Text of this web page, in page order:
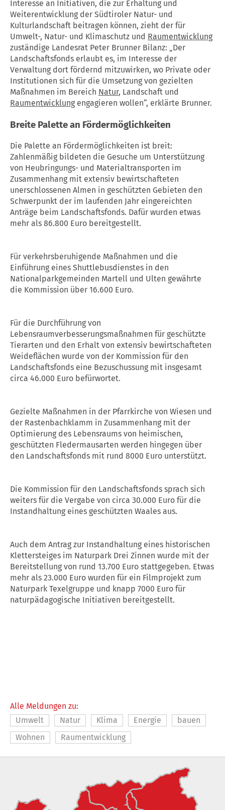
Interesse an Initiativen, die zur Erhaltung und
Weiterentwicklung der Südtiroler Natur- und
Kulturlandschaft beitragen können, zieht der für
Umwelt-, Natur- und Klimaschutz und Raumentwicklung
zuständige Landesrat Peter Brunner Bilanz: „Der
Landschaftsfonds erlaubt es, im Interesse der
Verwaltung dort fördernd mitzuwirken, wo Private oder
Institutionen sich für die Umsetzung von gezielten
Maßnahmen im Bereich Natur, Landschaft und
Raumentwicklungengagieren wollen“, erklärte Brunner.
Breite Palette an Fördermöglichkeiten
Die Palette an Fördermöglichkeiten ist breit:
Zahlenmäßig bildeten die Gesuche um Unterstützung
von Heubringungs- und Materialtransporten im
Zusammenhang mit extensiv bewirtschafteten
unerschlossenen Almen in geschützten Gebieten den
Schwerpunkt der im laufenden Jahr eingereichten
Anträge beim Landschaftsfonds. Dafür wurden etwas
mehr als 86.800 Euro bereitgestellt.
Für verkehrsberuhigende Maßnahmen und die
Einführung eines Shuttlebusdienstes in den
Nationalparkgemeinden Martell und Ulten gewährte
die Kommission über 16.600 Euro.
Für die Durchführung von
Lebensraumverbesserungsmaßnahmen für geschützte
Tierarten und den Erhalt von extensiv bewirtschafteten
Weideflächen wurde von der Kommission für den
Landschaftsfonds eine Bezuschussung mit insgesamt
circa 46.000 Euro befürwortet.
Gezielte Maßnahmen in der Pfarrkirche von Wiesen und
der Rastenbachklamm in Zusammenhang mit der
Optimierung des Lebensraums von heimischen,
geschützten Fledermausarten werden hingegen über
den Landschaftsfonds mit rund 8000 Euro unterstützt.
Die Kommission für den Landschaftsfonds sprach sich
weiters für die Vergabe von circa 30.000 Euro für die
Instandhaltung eines geschützten Waales aus.
Auch dem Antrag zur Instandhaltung eines historischen
Klettersteiges im Naturpark Drei Zinnen wurde mit der
Bereitstellung von rund 13.700 Euro stattgegeben. Etwas
mehr als 23.000 Euro wurden für ein Filmprojekt zum
Naturpark Texelgruppe und knapp 7000 Euro für
naturpädagogische Initiativen bereitgestellt.
Alle Meldungen zu:
Umwelt
Natur Klima Energie
bauen
Wohnen
Raumentwicklung